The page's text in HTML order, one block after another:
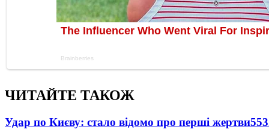
ЧИТАЙТЕ ТАКОЖ
Удар по Києву: стало відомо про перші жертви